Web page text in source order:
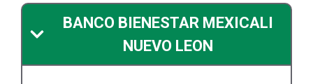
BANCO BIENESTAR MEXICALI
NUEVO LEON